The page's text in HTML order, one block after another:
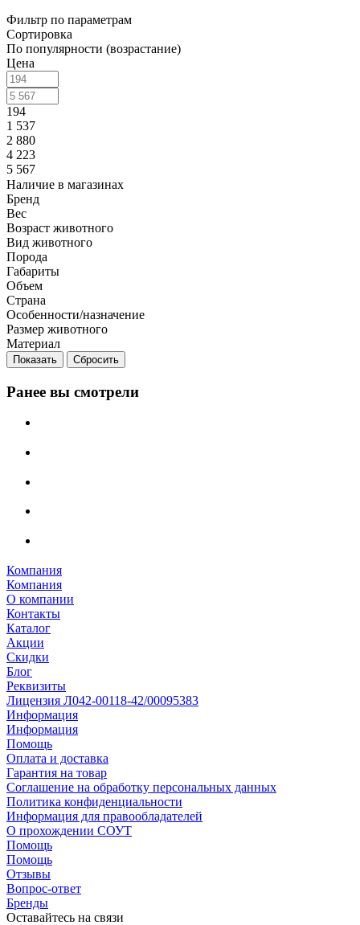
Фильтр по параметрам
Сортировка
По популярности (возрастание)
Цена
194
1 537
2 880
4 223
5 567
Наличие в магазинах
Бренд
Вес
Возраст животного
Вид животного
Порода
Габариты
Объем
Страна
Особенности/назначение
Размер животного
Материал
Сбросить
Ранее вы смотрели
Компания
Компания
О компании
Контакты
Каталог
Акции
Скидки
Блог
Реквизиты
Лицензия Л042-00118-42/00095383
Информация
Информация
Помощь
Оплата и доставка
Гарантия на товар
Соглашение на обработку персональных данных
Политика конфиденциальности
Информация для правообладателей
О прохождении СОУТ
Помощь
Помощь
Отзывы
Вопрос-ответ
Бренды
Оставайтесь на связи